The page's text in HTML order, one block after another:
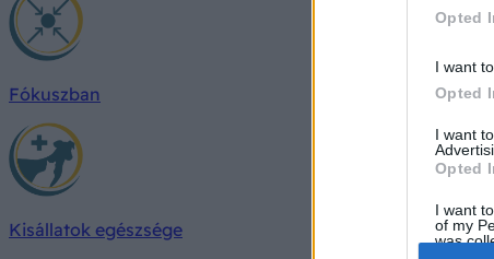
Opted
I want
Opted
I want
Opted
I want
of my
was
Fókuszban
Kisállatok egészsége